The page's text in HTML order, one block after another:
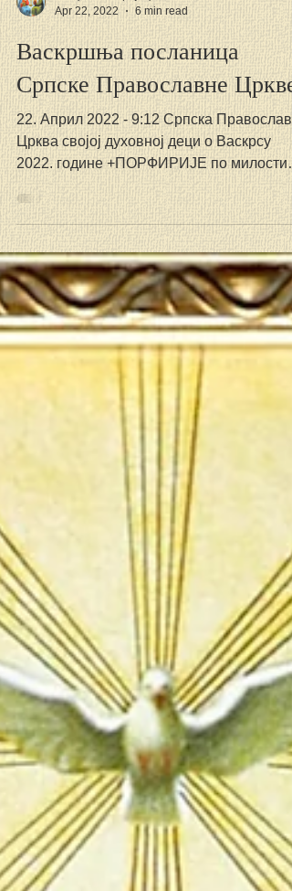
СПЦ Свете Тројице
Apr 22, 2022
6 min read
Васкршња посланица
Српске Православне Цркве
22. Април 2022 - 9:12 Српска
Црква својој духовној деци о Васкрсу
2022. године +ПОРФИРИЈЕ по милости
Божјој Православни...